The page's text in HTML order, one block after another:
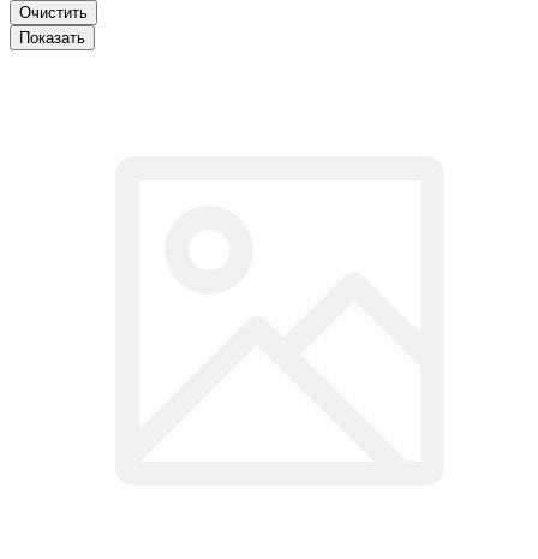
Очистить